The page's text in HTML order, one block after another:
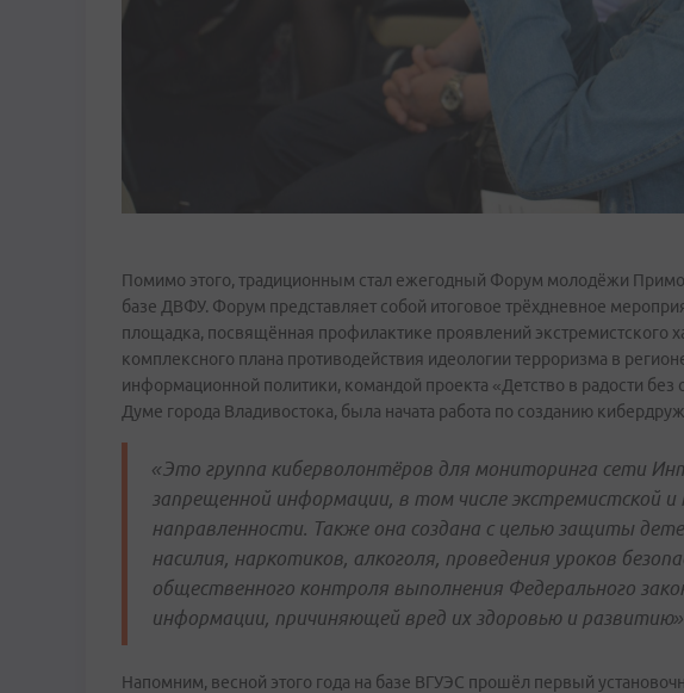
Помимо этого, традиционным стал ежегодный Форум молодёжи
базе ДВФУ. Форум представляет собой итоговое трёхдневное
площадка, посвящённая профилактике проявлений экстремистского
комплексного плана противодействия идеологии терроризма в
информационной политики, командой проекта «Детство в радости
Думе города Владивостока, была начата работа по созданию
«Это группа киберволонтёров для мониторинга сети
запрещенной информации, в том числе экстремистской и
направленности. Также она создана с целью защиты
насилия, наркотиков, алкоголя, проведения уроков
общественного контроля выполнения Федерального
информации, причиняющей вред их здоровью и развитию»
Напомним, весной этого года на базе ВГУЭС прошёл первый